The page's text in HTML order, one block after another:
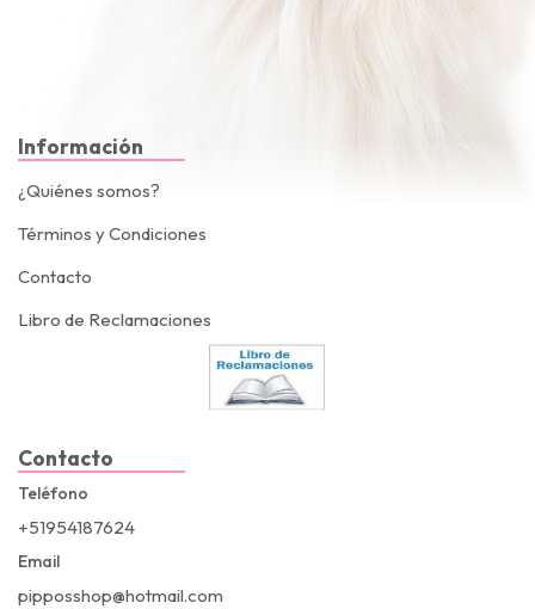
Información
¿Quiénes somos?
Términos y Condiciones
Contacto
Libro de Reclamaciones
Contacto
Teléfono
+51954187624
Email
pipposshop@hotmail.com